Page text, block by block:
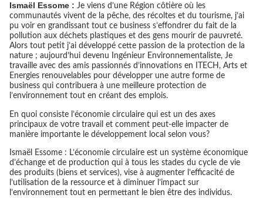
Ismaël Essome : Je viens d’une Région côtière où les
communautés vivent de la pêche, des récoltes et du tourisme, j’ai
pu voir en grandissant tout ce business s’effondrer du fait de la
pollution aux déchets plastiques et des gens mourir de pauvreté.
Alors tout petit j’ai développé cette passion de la protection de la
nature ; aujourd’hui devenu Ingénieur Environnementaliste, Je
travaille avec des amis passionnés d’innovations en ITECH, Arts et
Energies renouvelables pour développer une autre forme de
business qui contribuera à une meilleure protection de
l’environnement tout en créant des emplois.
En quoi consiste l’économie circulaire qui est un des axes
principaux de votre travail et comment peut-elle impacter de
manière importante le développement local selon vous?
Ismaël Essome : L’économie circulaire est un système économique
d’échange et de production qui à tous les stades du cycle de vie
des produits (biens et services), vise à augmenter l’efficacité de
l’utilisation de la ressource et à diminuer l’impact sur
l’environnement tout en permettant le bien être des individus.